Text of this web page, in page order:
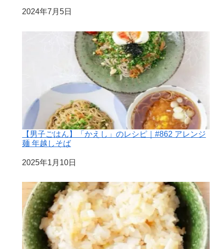
日付
2024年7月5日
【男子ごはん】「かえし」のレシピ｜#862 アレンジ
麺 年越しそば
日付
2025年1月10日